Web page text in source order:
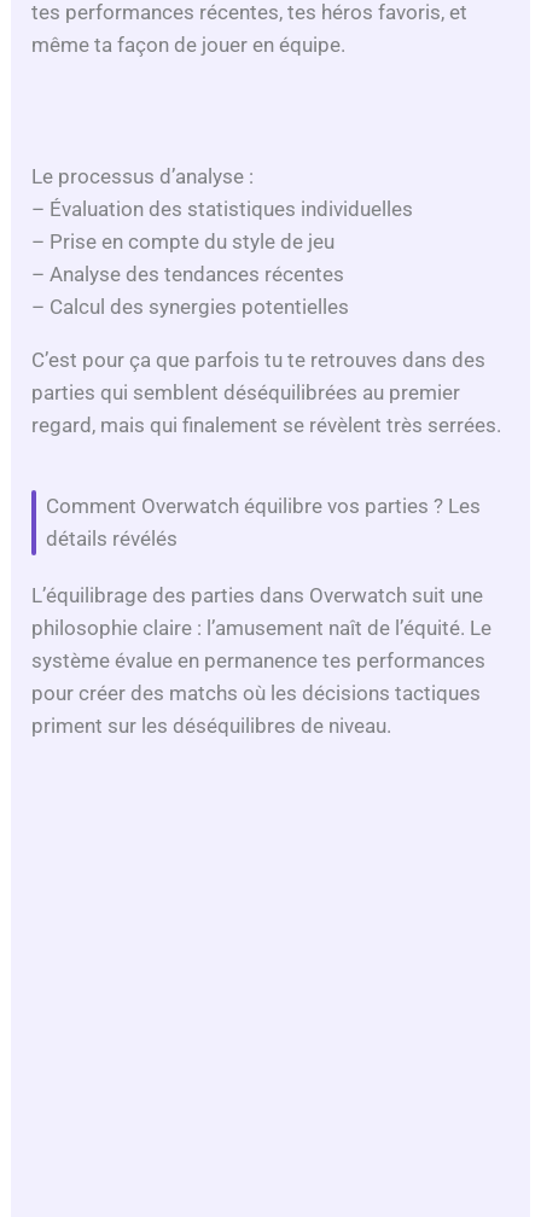
tes performances récentes, tes héros favoris, et
même ta façon de jouer en équipe.
Le processus d’analyse :
– Évaluation des statistiques individuelles
– Prise en compte du style de jeu
– Analyse des tendances récentes
– Calcul des synergies potentielles
C’est pour ça que parfois tu te retrouves dans des
parties qui semblent déséquilibrées au premier
regard, mais qui finalement se révèlent très serrées.
Comment Overwatch équilibre vos parties ? Les
détails révélés
L’équilibrage des parties dans Overwatch suit une
philosophie claire : l’amusement naît de l’équité. Le
système évalue en permanence tes performances
pour créer des matchs où les décisions tactiques
priment sur les déséquilibres de niveau.